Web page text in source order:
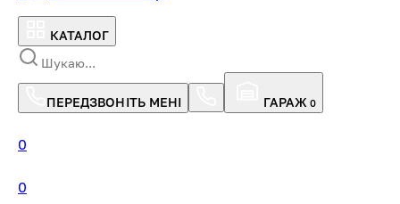
КАТАЛОГ
ПЕРЕДЗВОНІТЬ МЕНІ ГАРАЖ 0
0
0